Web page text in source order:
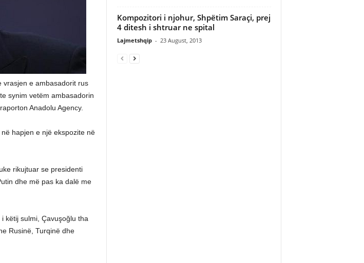
vrasjen e ambasadorit rus
synim vetëm ambasadorin
Anadolu Agency.
hapjen e një ekspozite në
rikujtuar se presidenti
dhe më pas ka dalë me
këtij sulmi, Çavuşoğlu tha
Rusinë, Turqinë dhe
Kompozitori i njohur, Shpëtim Saraçi, prej
4 ditesh i shtruar ne spital
Lajmetshqip - 23 August, 2013